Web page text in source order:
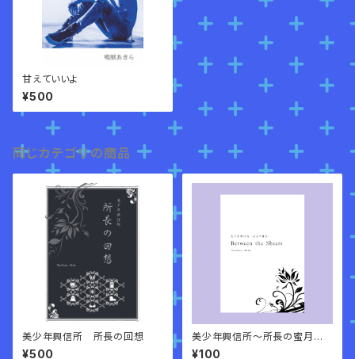
甘えていいよ
¥500
同じカテゴリの商品
美少年興信所 所長の回想
¥500
美少年興信所～所長の蜜月～B
etween the Sheets
¥100